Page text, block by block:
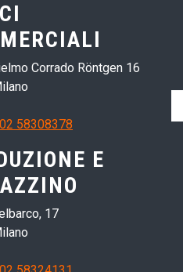
Corrado Röntgen 16
58308378
E
17